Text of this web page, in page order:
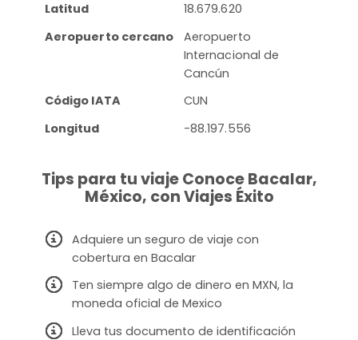
Latitud
18.679.620
Aeropuerto cercano
Aeropuerto
Internacional de
Cancún
Código IATA
CUN
Longitud
-88.197.556
Tips para tu viaje Conoce Bacalar,
México, con Viajes Éxito
Adquiere un seguro de viaje con
cobertura en Bacalar
Ten siempre algo de dinero en MXN, la
moneda oficial de Mexico
Lleva tus documento de identificación